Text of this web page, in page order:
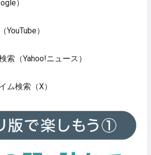
）
YouTube）
索（Yahoo!ニュース）
ム検索（X）